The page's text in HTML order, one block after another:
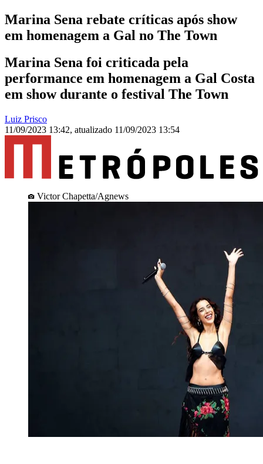
Marina Sena rebate críticas após show
em homenagem a Gal no The Town
Marina Sena foi criticada pela
performance em homenagem a Gal Costa
em show durante o festival The Town
Luiz Prisco
11/09/2023 13:42, atualizado 11/09/2023 13:54
Victor Chapetta/Agnews